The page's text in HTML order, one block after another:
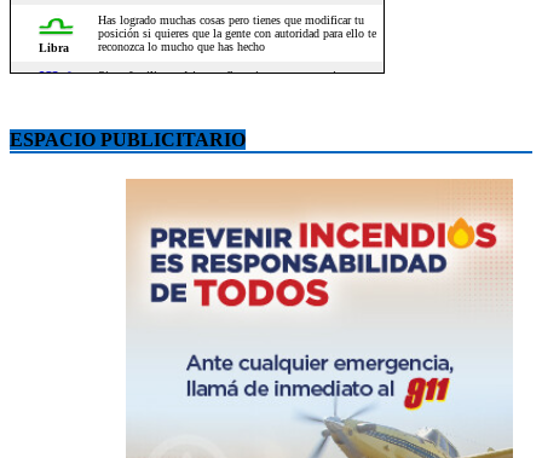
ESPACIO PUBLICITARIO